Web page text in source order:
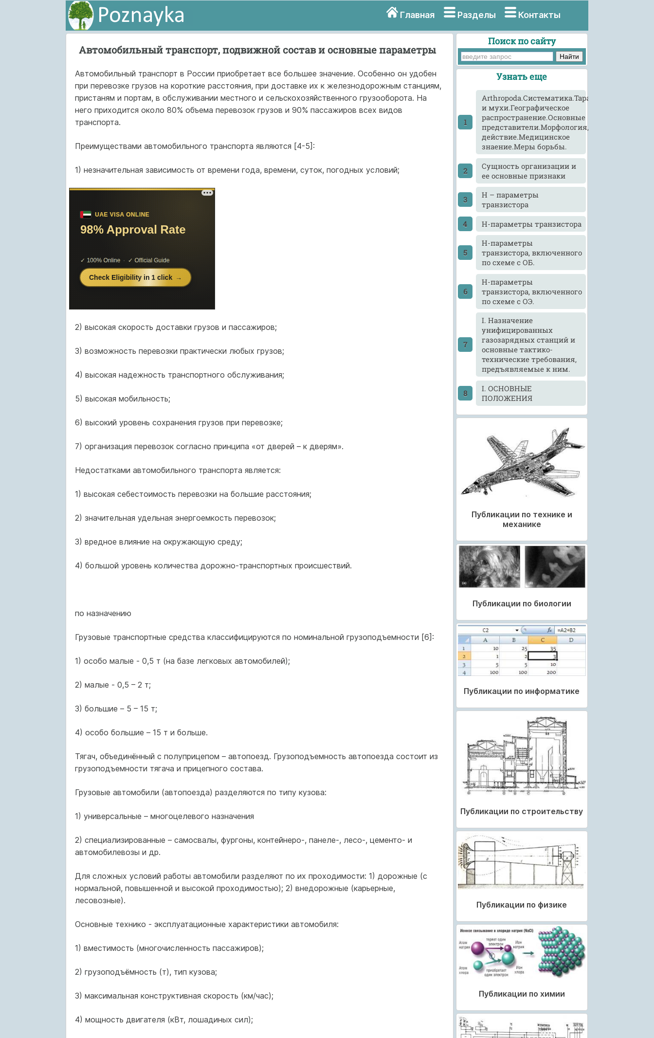
Главная Разделы Контакты
Автомобильный транспорт, подвижной состав и основные параметры
Автомобильный транспорт в России приобретает все большее значение. Особенно он удобен
при перевозке грузов на короткие расстояния, при доставке их к железнодорожным станциям,
пристаням и портам, в обслуживании местного и сельскохозяйственного грузооборота. На
него приходится около 80% объема перевозок грузов и 90% пассажиров всех видов
транспорта.
Преимуществами автомобильного транспорта являются [4-5]:
1) незначительная зависимость от времени года, времени, суток, погодных условий;
2) высокая скорость доставки грузов и пассажиров;
3) возможность перевозки практически любых грузов;
4) высокая надежность транспортного обслуживания;
5) высокая мобильность;
6) высокий уровень сохранения грузов при перевозке;
7) организация перевозок согласно принципа «от дверей – к дверям».
Недостатками автомобильного транспорта является:
1) высокая себестоимость перевозки на большие расстояния;
2) значительная удельная энергоемкость перевозок;
3) вредное влияние на окружающую среду;
4) большой уровень количества дорожно-транспортных происшествий.
по назначению
Грузовые транспортные средства классифицируются по номинальной грузоподъемности [6]:
1) особо малые - 0,5 т (на базе легковых автомобилей);
2) малые - 0,5 – 2 т;
3) большие – 5 – 15 т;
4) особо большие – 15 т и больше.
Тягач, объединённый с полуприцепом – автопоезд. Грузоподъемность автопоезда состоит из
грузоподъемности тягача и прицепного состава.
Грузовые автомобили (автопоезда) разделяются по типу кузова:
1) универсальные – многоцелевого назначения
2) специализированные – самосвалы, фургоны, контейнеро-, панеле-, лесо-, цементо- и
автомобилевозы и др.
Для сложных условий работы автомобили разделяют по их проходимости: 1) дорожные (с
нормальной, повышенной и высокой проходимостью); 2) внедорожные (карьерные,
лесовозные).
Основные технико - эксплуатационные характеристики автомобиля:
1) вместимость (многочисленность пассажиров);
2) грузоподъёмность (т), тип кузова;
3) максимальная конструктивная скорость (км/час);
4) мощность двигателя (кВт, лошадиных сил);
Поиск по сайту
Узнать еще
Arthropoda.Систематика.Тараканы
и мухи.Географическое
распространение.Основные
действие.Медицинское
знаение.Меры борьбы.
Cущность организации и
ее основные признаки
H – параметры
транзистора
H-параметры транзистора
H-параметры
транзистора, включенного
по схеме с ОБ.
H-параметры
транзистора, включенного
по схеме с ОЭ.
I. Назначение
унифицированных
газозарядных станций и
основные тактико-
технические требования,
предъявляемые к ним.
I. ОСНОВНЫЕ
ПОЛОЖЕНИЯ
Публикации по технике и
механике
Публикации по биологии
Публикации по информатике
Публикации по строительству
Публикации по физике
Публикации по химии